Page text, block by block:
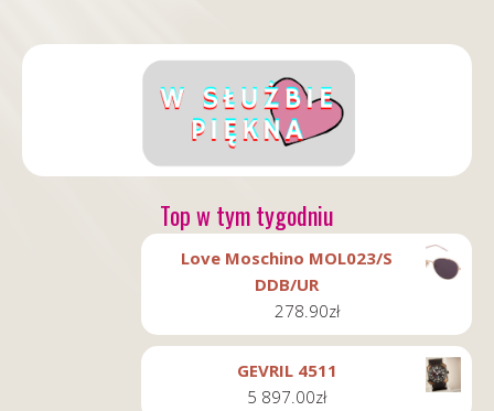
Top w tym tygodniu
Love Moschino MOL023/S
DDB/UR
278.90zł
GEVRIL 4511
5 897.00zł